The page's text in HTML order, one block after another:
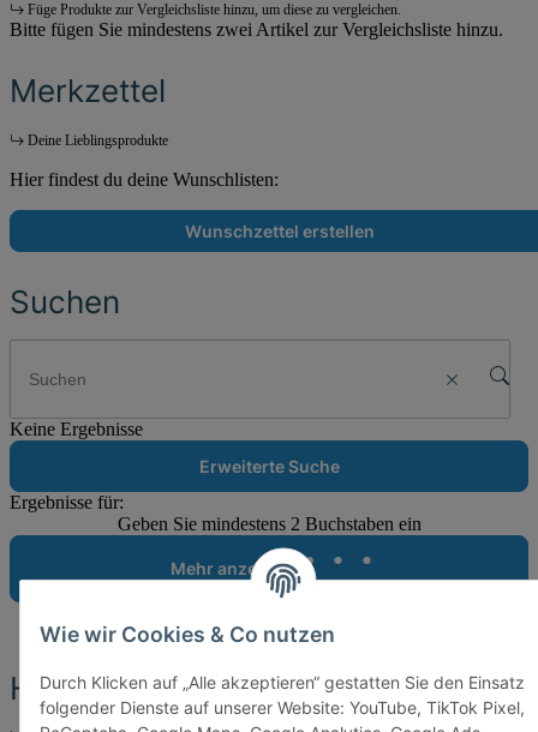
Wie wir Cookies & Co nutzen
Durch Klicken auf „Alle akzeptieren“ gestatten Sie den Einsatz
folgender Dienste auf unserer Website: YouTube, TikTok Pixel,
Füge Produkte zur Vergleichsliste hinzu, um diese zu vergleichen.
Bitte fügen Sie mindestens zwei Artikel zur Vergleichsliste hinzu.
Merkzettel
Deine Lieblingsprodukte
Hier findest du deine Wunschlisten:
Wunschzettel erstellen
Suchen
Keine Ergebnisse
Erweiterte Suche
Ergebnisse für:
Geben Sie mindestens 2 Buchstaben ein
Mehr anzeigen
Headline